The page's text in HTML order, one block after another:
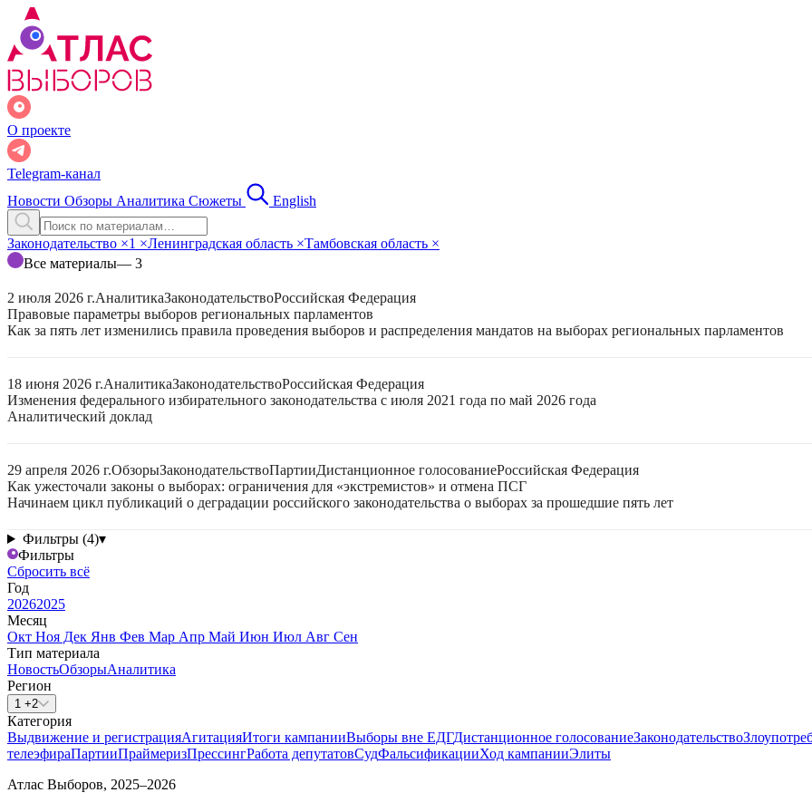
О проекте
Telegram-канал
Новости Обзоры Аналитика Сюжеты English
Законодательство ×1 ×Ленинградская область ×Тамбовская область ×
Все материалы— 3
2 июля 2026 г.АналитикаЗаконодательствоРоссийская Федерация
Правовые параметры выборов региональных парламентов
Как за пять лет изменились правила проведения выборов и распределения мандатов на выборах региональных парламентов
18 июня 2026 г.АналитикаЗаконодательствоРоссийская Федерация
Изменения федерального избирательного законодательства с июля 2021 года по май 2026 года
Аналитический доклад
29 апреля 2026 г.ОбзорыЗаконодательствоПартииДистанционное голосованиеРоссийская Федерация
Как ужесточали законы о выборах: ограничения для «экстремистов» и отмена ПСГ
Начинаем цикл публикаций о деградации российского законодательства о выборах за прошедшие пять лет
Фильтры (4)▾
Фильтры
Сбросить всё
Год
20262025
Месяц
Окт Ноя Дек Янв Фев Мар Апр Май Июн Июл Авг Сен
Тип материала
НовостьОбзорыАналитика
Регион
1 +2
Категория
Выдвижение и регистрацияАгитацияИтоги кампанииВыборы вне ЕДГДистанционное голосованиеЗаконодательство
телеэфираПартииПраймеризПрессингРабота депутатовСудФальсификацииХод кампанииЭлиты
Атлас Выборов, 2025–2026